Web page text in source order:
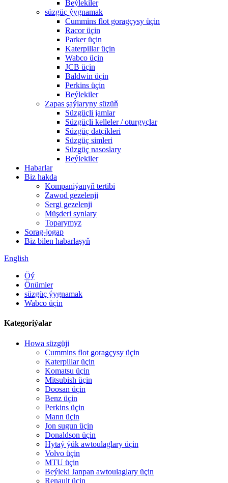
Beýlekiler
süzgüç ýygnamak
Cummins flot goragçysy üçin
Racor üçin
Parker üçin
Katerpillar üçin
Wabco üçin
JCB üçin
Baldwin üçin
Perkins üçin
Beýlekiler
Zapas şaýlaryny süzüň
Süzgüçli jamlar
Süzgüçli kelleler / oturgyçlar
Süzgüç datçikleri
Süzgüç simleri
Süzgüç nasoslary
Beýlekiler
Habarlar
Biz hakda
Kompaniýanyň tertibi
Zawod gezelenji
Sergi gezelenji
Müşderi synlary
Toparymyz
Sorag-jogap
Biz bilen habarlaşyň
English
Öý
Önümler
süzgüç ýygnamak
Wabco üçin
Kategoriýalar
Howa süzgüji
Cummins flot goragçysy üçin
Katerpillar üçin
Komatsu üçin
Mitsubish üçin
Doosan üçin
Benz üçin
Perkins üçin
Mann üçin
Jon sugun üçin
Donaldson üçin
Hytaý ýük awtoulaglary üçin
Volvo üçin
MTU üçin
Beýleki Janpan awtoulaglary üçin
Renault üçin